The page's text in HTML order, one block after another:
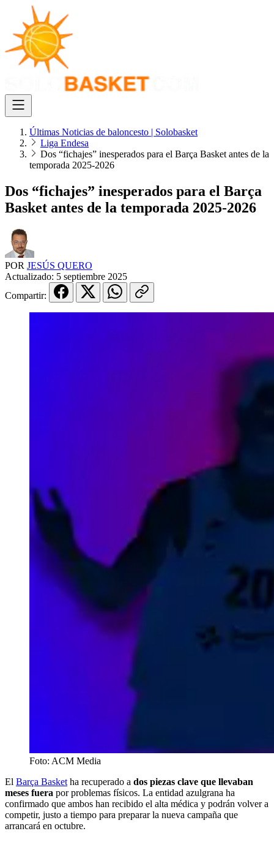
Últimas Noticias de baloncesto | Solobasket
Liga Endesa
Dos “fichajes” inesperados para el Barça Basket antes de la
temporada 2025-2026
Dos “fichajes” inesperados para el Barça
Basket antes de la temporada 2025-2026
POR JESÚS QUERO
Actualizado: 5 septiembre 2025
Compartir:
Foto: ACM Media
El Barça Basket ha recuperado a dos piezas clave que llevaban
meses fuera por problemas físicos. La entidad azulgrana ha
confirmado que ambos han recibido el alta médica y podrán volver a
competir, justo a tiempo para preparar la nueva campaña que
arrancará en octubre.